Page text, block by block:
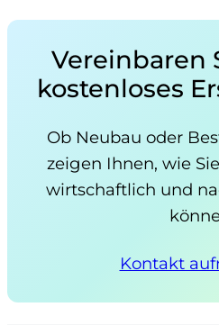
Vereinbaren
kostenloses
Ob Neubau oder
zeigen Ihnen, wie
wirtschaftlich und
Kontakt